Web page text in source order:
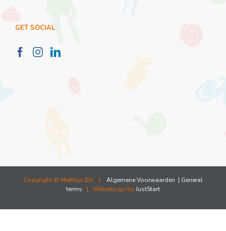
GET SOCIAL
Copyright © Matthijs BV | Algemene Voorwaarden | General
terms | Webdesign byJustStart